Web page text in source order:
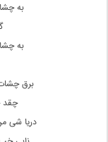
به
به
برق
چقد
دریا شی